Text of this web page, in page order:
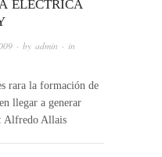
ELÉCTRICA
· byadmin · in
rara la formación de
llegar a generar
Alfredo Allais